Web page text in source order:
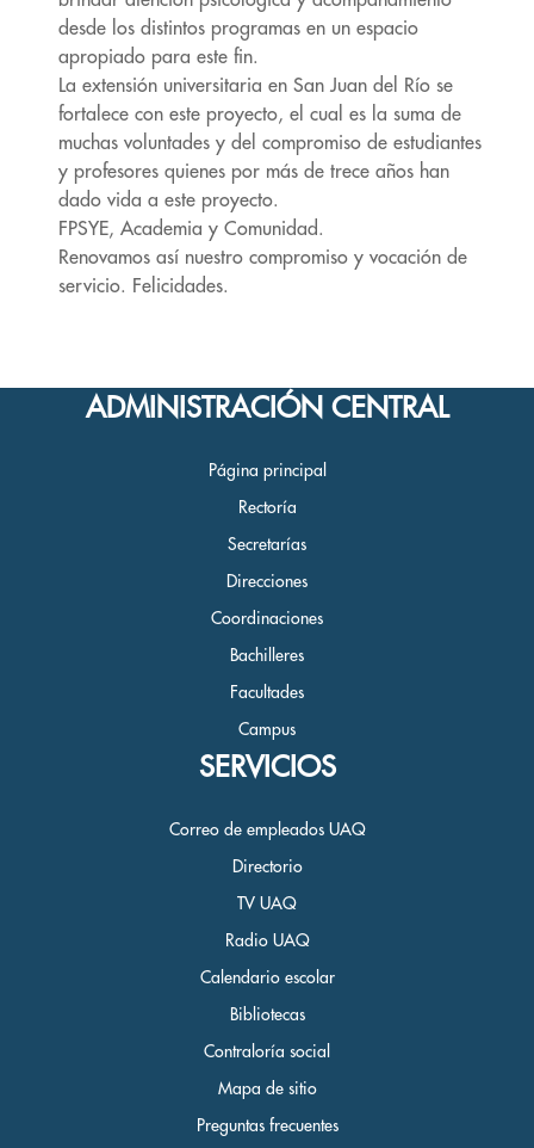
desde los distintos programas en un espacio
apropiado para este fin.
La extensión universitaria en San Juan del Río se
fortalece con este proyecto, el cual es la suma de
muchas voluntades y del compromiso de estudiantes
y profesores quienes por más de trece años han
dado vida a este proyecto.
FPSYE, Academia y Comunidad.
Renovamos así nuestro compromiso y vocación de
servicio. Felicidades.
ADMINISTRACIÓN CENTRAL
Página principal
Rectoría
Secretarías
Direcciones
Coordinaciones
Bachilleres
Facultades
Campus
SERVICIOS
Correo de empleados UAQ
Directorio
TV UAQ
Radio UAQ
Calendario escolar
Bibliotecas
Contraloría social
Mapa de sitio
Preguntas frecuentes